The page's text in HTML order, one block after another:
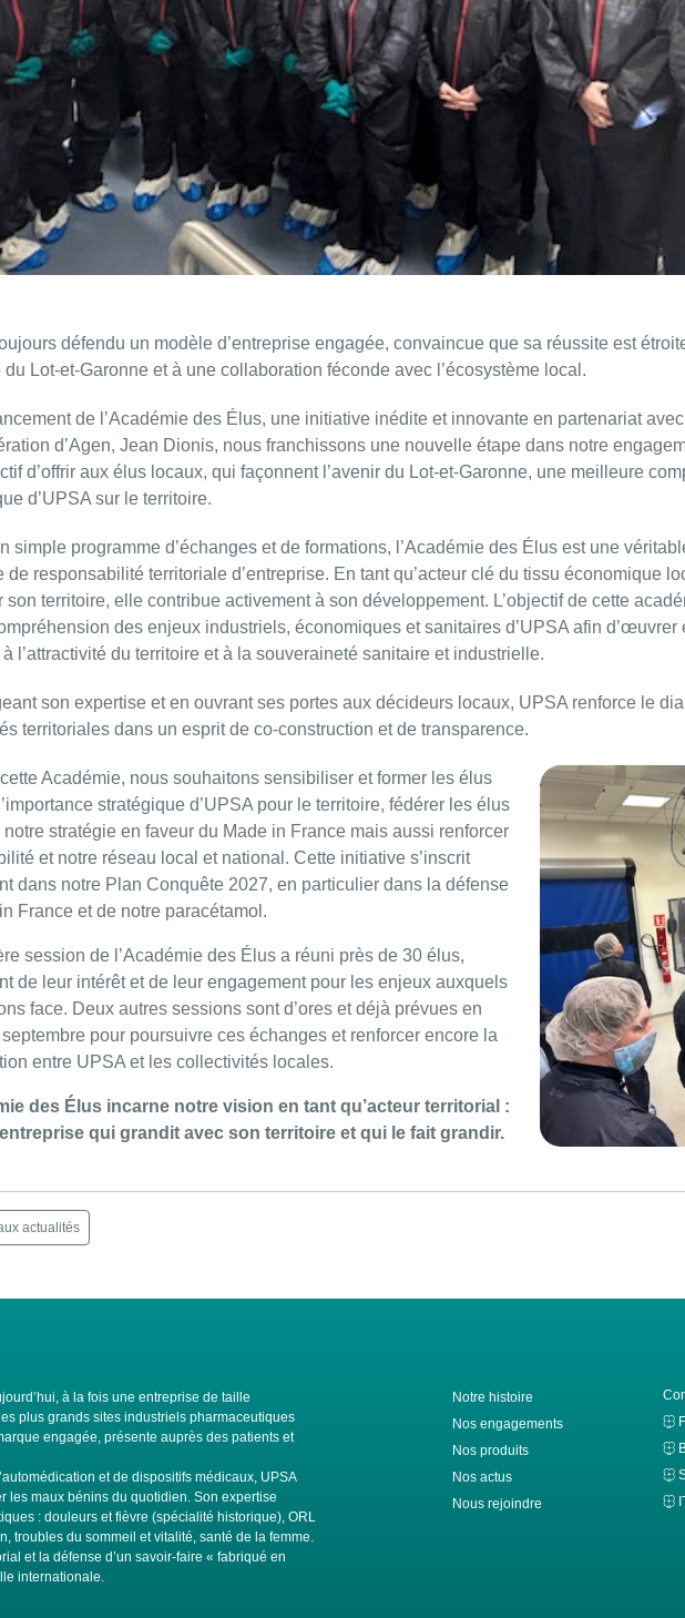
défendu un modèle d’entreprise engagée, convaincue que sa réussite est
Lot-et-Garonne et à une collaboration féconde avec l’écosystème local.
de l’Académie des Élus, une initiative inédite et innovante en partenariat
d’Agen, Jean Dionis, nous franchissons une nouvelle étape dans notre
d’offrir aux élus locaux, qui façonnent l’avenir du Lot-et-Garonne, une meilleure
d’UPSA sur le territoire.
simple programme d’échanges et de formations, l’Académie des Élus est une
de responsabilité territoriale d’entreprise. En tant qu’acteur clé du tissu économique
son territoire, elle contribue activement à son développement. L’objectif de cette
des enjeux industriels, économiques et sanitaires d’UPSA afin
l’attractivité du territoire et à la souveraineté sanitaire et industrielle.
son expertise et en ouvrant ses portes aux décideurs locaux, UPSA renforce le
territoriales dans un esprit de co-construction et de transparence.
Académie, nous souhaitons sensibiliser et former les élus
stratégique d’UPSA pour le territoire, fédérer les élus
notre stratégie en faveur du Made in France mais aussi renforcer
et notre réseau local et national. Cette initiative s’inscrit
dans notre Plan Conquête 2027, en particulier dans la défense
France et de notre paracétamol.
session de l’Académie des Élus a réuni près de 30 élus,
de leur intérêt et de leur engagement pour les enjeux auxquels
face. Deux autres sessions sont d’ores et déjà prévues en
pour poursuivre ces échanges et renforcer encore la
entre UPSA et les collectivités locales.
des Élus incarne notre vision en tant qu’acteur territorial :
qui grandit avec son territoire et qui le fait grandir.
actualités
à la fois une entreprise de taille
plus grands sites industriels pharmaceutiques
engagée, présente auprès des patients et
et de dispositifs médicaux, UPSA
les maux bénins du quotidien. Son expertise
: douleurs et fièvre (spécialité historique), ORL
troubles du sommeil et vitalité, santé de la femme.
et la défense d’un savoir-faire « fabriqué en
internationale.
Notre histoire
Nos engagements
Nos produits
Nos actus
Nous rejoindre